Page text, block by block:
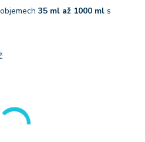
35 ml až 1000 ml s